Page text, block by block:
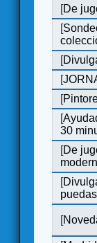
[De
[
[
[
[
[
30
[De
[
[